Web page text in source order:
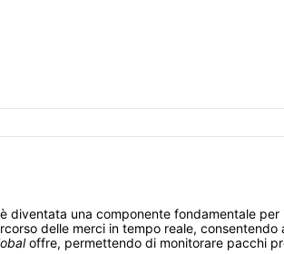
diventata una componente fondamentale
delle merci in tempo reale,
offre, permettendo di monitorare pacchi